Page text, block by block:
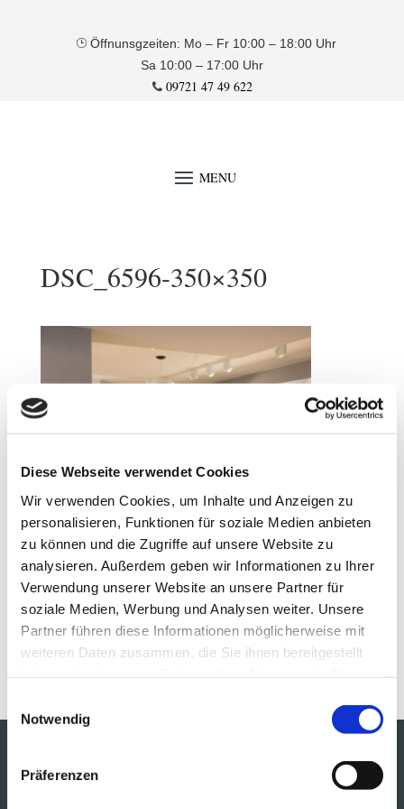
Diese Webseite verwendet Cookies
Wir verwenden Cookies, um Inhalte und Anzeigen zu
personalisieren, Funktionen für soziale Medien anbieten
zu können und die Zugriffe auf unsere Website zu
analysieren. Außerdem geben wir Informationen zu Ihrer
Verwendung unserer Website an unsere Partner für
soziale Medien, Werbung und Analysen weiter. Unsere
Partner führen diese Informationen möglicherweise mit
weiteren Daten zusammen, die Sie ihnen bereitgestellt
Notwendig
Präferenzen
Öffnunsgzeiten: Mo – Fr 10:00 – 18:00 Uhr
Sa 10:00 – 17:00 Uhr
09721 47 49 622
DSC_6596-350×350
Neueste Beiträge
Eröffnung 01. September 2016